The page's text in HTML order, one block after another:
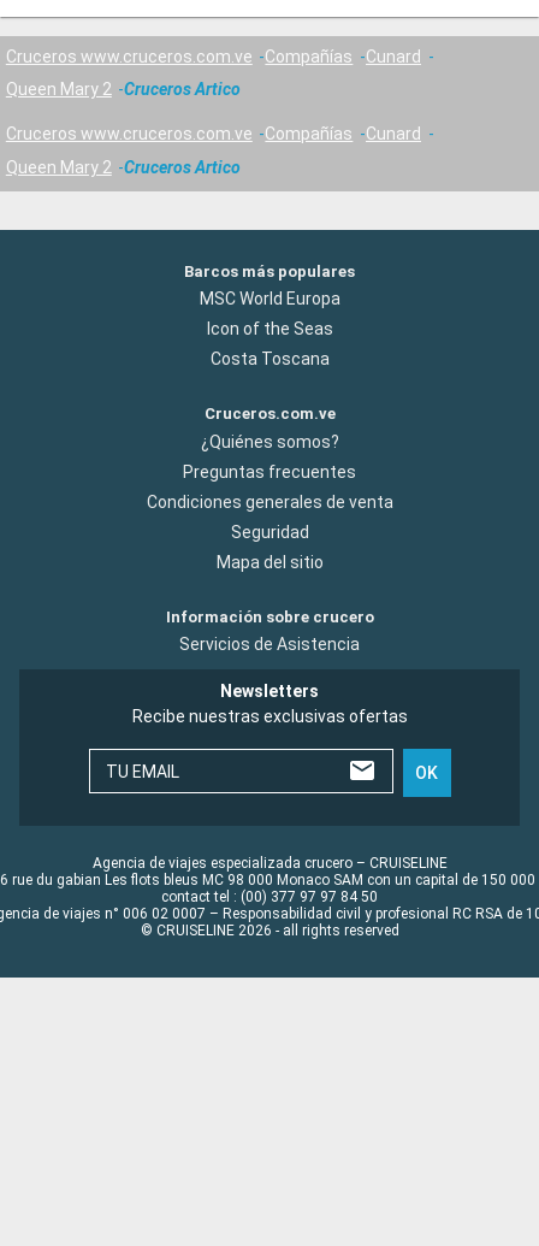
Cruceros www.cruceros.com.ve Compañías
Cunard
Queen Mary 2
Cruceros Artico
Cruceros www.cruceros.com.ve Compañías
Cunard
Queen Mary 2
Cruceros Artico
Barcos más populares
MSC World Europa
Icon of the Seas
Costa Toscana
Cruceros.com.ve
¿Quiénes somos?
Preguntas frecuentes
Condiciones generales de venta
Seguridad
Mapa del sitio
Información sobre crucero
Servicios de Asistencia
Newsletters
Recibe nuestras exclusivas ofertas
TU EMAIL OK
Agencia de viajes especializada crucero – CRUISELINE
rue du gabian Les flots bleus MC 98 000 Monaco SAM con un capital de 150 000
contact tel : (00) 377 97 97 84 50
de viajes n° 006 02 0007 – Responsabilidad civil y profesional RC RSA de
© CRUISELINE 2026 - all rights reserved